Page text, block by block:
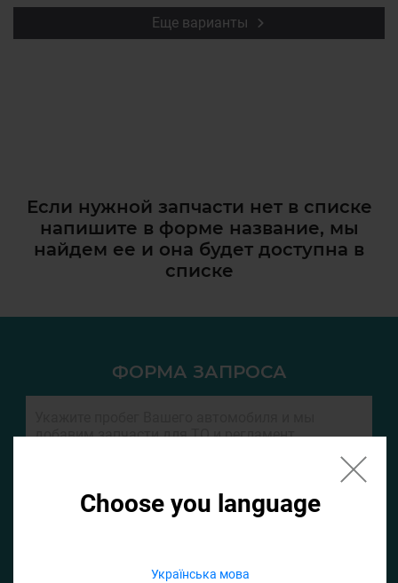
Choose you language
Українська мова
Еще варианты
Если нужной запчасти нет в списке
напишите в форме название, мы
найдем ее и она будет доступна в
списке
ФОРМА ЗАПРОСА